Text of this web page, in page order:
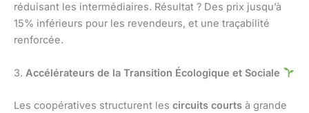
réduisant les intermédiaires. Résultat ? Des prix jusqu’à
15% inférieurs pour les revendeurs, et une traçabilité
renforcée.
3. Accélérateurs de la Transition Écologique et Sociale
Les coopératives structurent les circuits courts à grande